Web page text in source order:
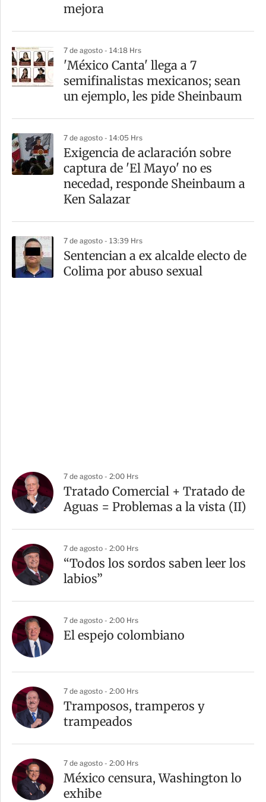
mejora
7 de agosto - 14:18 Hrs
'México Canta' llega a 7
semifinalistas mexicanos; sean
un ejemplo, les pide Sheinbaum
7 de agosto - 14:05 Hrs
Exigencia de aclaración sobre
captura de 'El Mayo' no es
necedad, responde Sheinbaum a
Ken Salazar
7 de agosto - 13:39 Hrs
Sentencian a ex alcalde electo de
Colima por abuso sexual
7 de agosto - 2:00 Hrs
Tratado Comercial + Tratado de
Aguas = Problemas a la vista (II)
7 de agosto - 2:00 Hrs
“Todos los sordos saben leer los
labios”
7 de agosto - 2:00 Hrs
El espejo colombiano
7 de agosto - 2:00 Hrs
Tramposos, tramperos y
trampeados
7 de agosto - 2:00 Hrs
México censura, Washington lo
exhibe